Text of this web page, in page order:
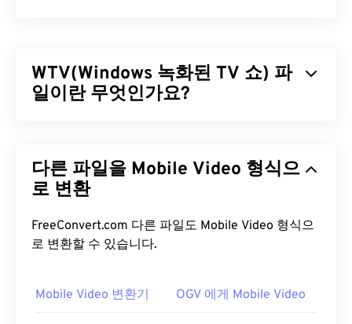
WTV(Windows 녹화된 TV 쇼) 파
일이란 무엇인가요?
(WTV)을 개발했습니다. WTV는 비디오를MPEG-2 및
MPEG-4로, 오디오를
니다. 메타데이터와디지털 저작권 관리(DRM)를지
원합니다. 2008년에 WTV는 Microsoft의 또 다른 독
WTV 파일을 어떻게 여나요?
다른 파일을 Mobile Video 형식으
로 변환
FreeConvert.com 다른 파일도 Mobile Video 형식으
로 변환할 수 있습니다.
Mobile Video 변환기 OGV 에게 Mobile Video